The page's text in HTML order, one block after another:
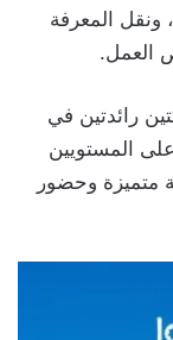
ونقل المعرفة
العمل.
رائدتين في
المستويين
متميزة وحضور